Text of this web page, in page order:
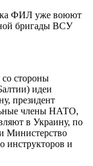
ФИЛ уже воюют
бригады ВСУ
стороны
идеи
президент
члены НАТО,
в Украину, по
Министерство
инструкторов и